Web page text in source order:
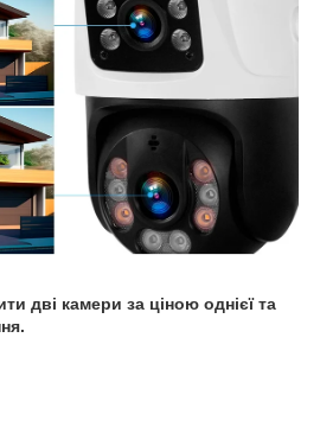
дві камери за ціною однієї та